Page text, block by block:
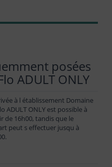
posées
ADULT ONLY
à l établissement Domaine
ADULT ONLY est possible à
de 16h00, tandis que le
peut s effectuer jusqu à